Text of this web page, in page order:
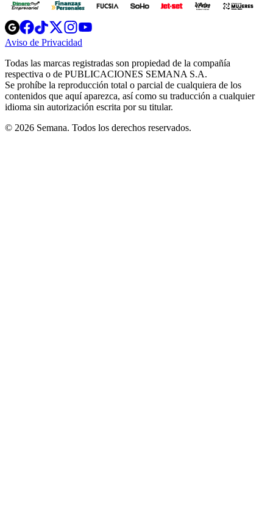
Opens
in
new
Opens
in
new
Opens
in
new
window
Opens
new
windowwindow
Aviso de Privacidad
new
window
Todas las marcas registradas son propiedad de la compañía
respectiva o de PUBLICACIONES SEMANA S.A.
Se prohíbe la reproducción total o parcial de cualquiera de los
contenidos que aquí aparezca, así como su traducción a cualquier
idioma sin autorización escrita por su titular.
© 2026 Semana. Todos los derechos reservados.